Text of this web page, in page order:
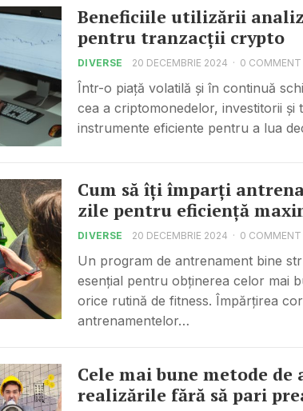
Beneficiile utilizării
pentru tranzacții crypto
DIVERSE 20 DECEMBRIE 2024 · 0 COMMENT
Într-o piață volatilă și în continuă
cea a criptomonedelor, investitorii și
instrumente eficiente pentru a lua
Cum să îți împarți
zile pentru eficiență
DIVERSE 20 DECEMBRIE 2024 · 0 COMMENT
Un program de antrenament bine
esențial pentru obținerea celor mai
orice rutină de fitness. Împărțirea
antrenamentelor…
Cele mai bune metode de
realizările fără să pari